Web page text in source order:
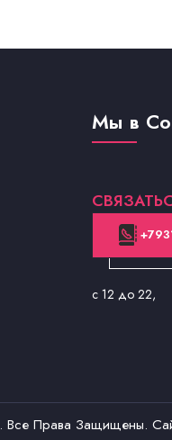
Мы в
с 12 до 22,
. Все Права Защищены.